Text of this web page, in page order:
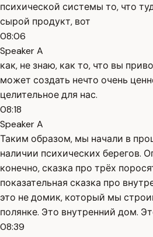
психической системы то, что
сырой продукт, вот
08:06
Speaker A
как, не знаю, как то, что вы
может создать нечто очень
целительное для нас.
08:18
Speaker A
Таким образом, мы начали в
наличии психических берегов.
конечно, сказка про трёх
показательная сказка про
это не домик, который мы
полянке. Это внутренний дом.
08:39